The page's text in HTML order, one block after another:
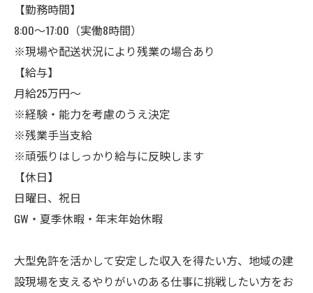
【勤務時間】
8:00～17:00（実働8時間）
※現場や配送状況により残業の場合あり
【給与】
月給25万円～
※経験・能力を考慮のうえ決定
※残業手当支給
※頑張りはしっかり給与に反映します
【休日】
日曜日、祝日
GW・夏季休暇・年末年始休暇
大型免許を活かして安定した収入を得たい方、地域の建
設現場を支えるやりがいのある仕事に挑戦したい方をお